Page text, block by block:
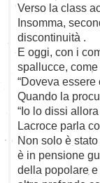
Verso la class
Insomma,
discontinuità .
E oggi, con i
spallucce,
“Doveva
Quando la
“Io lo dissi
Lacroce parla
Non solo è
è in pensione
della popolare